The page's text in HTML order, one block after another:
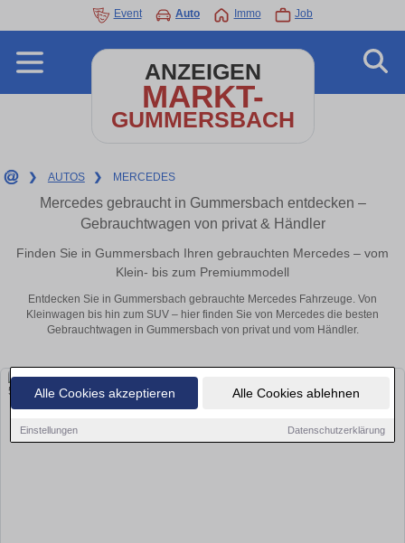
Alle Cookies akzeptieren Alle Cookies ablehnen
Einstellungen Datenschutzerklärung
Event Auto Immo Job
ANZEIGEN
MARKT-
GUMMERSBACH
❯ AUTOS ❯ MERCEDES
Mercedes gebraucht in Gummersbach entdecken –
Gebrauchtwagen von privat & Händler
Finden Sie in Gummersbach Ihren gebrauchten Mercedes – vom
Klein- bis zum Premiummodell
Entdecken Sie in Gummersbach gebrauchte Mercedes Fahrzeuge. Von
Kleinwagen bis hin zum SUV – hier finden Sie von Mercedes die besten
Gebrauchtwagen in Gummersbach von privat und vom Händler.